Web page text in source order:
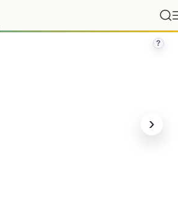
des Pins – Mobil Home Cap Ferret
?